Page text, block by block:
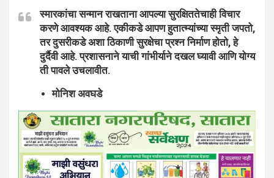
स्मारकांचा सन्मान राखताना आपल्या सुरक्षिततेचाही विचार
करणे आवश्यक आहे. एकीकडे आपण हुतात्म्यांच्या स्मृती जपतो,
तर दुसरीकडे अशा ठिकाणी सुरक्षेचा प्रश्न निर्माण होतो, हे
दुर्दैवी आहे. प्रशासनाने याची गांभीर्याने दखल घ्यावी आणि योग्य
ती पावले उचलावीत.
मोनिश अवघडे